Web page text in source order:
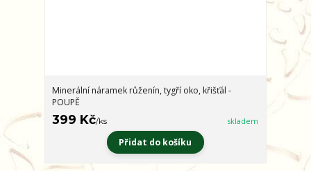
Minerální náramek růženín, tygří oko, křišťál -
POUPĚ
399 Kč/ks skladem
Přidat do košíku